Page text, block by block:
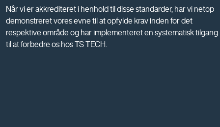
Når vi er akkrediteret i henhold til disse standarder, har vi netop
demonstreret vores evne til at opfylde krav inden for det
respektive område og har implementeret en systematisk tilgang
til at forbedre os hos TS TECH.